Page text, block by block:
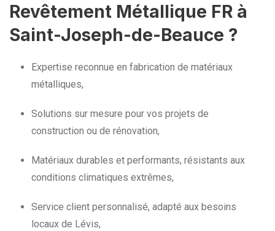
Revêtement Métallique FR à
Saint-Joseph-de-Beauce ?
Expertise reconnue en fabrication de matériaux
métalliques,
Solutions sur mesure pour vos projets de
construction ou de rénovation,
Matériaux durables et performants, résistants aux
conditions climatiques extrêmes,
Service client personnalisé, adapté aux besoins
locaux de Lévis,